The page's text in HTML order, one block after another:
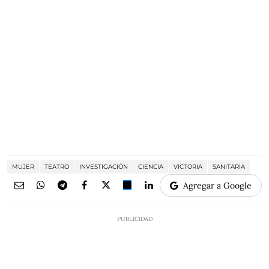
MUJER TEATRO INVESTIGACIÓN CIENCIA VICTORIA SANITARIA
Agregar a Google